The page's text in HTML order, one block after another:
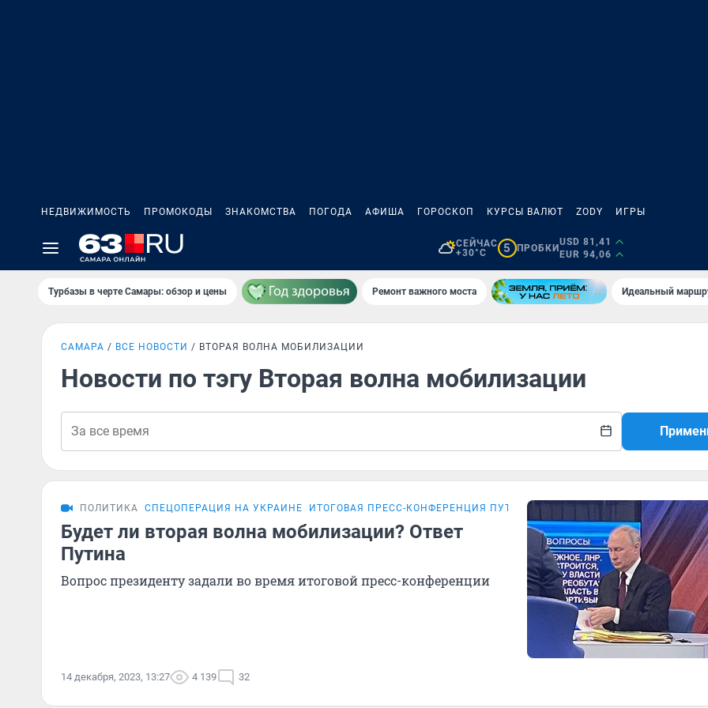
НЕДВИЖИМОСТЬ ПРОМОКОДЫ ЗНАКОМСТВА ПОГОДА АФИША ГОРОСКОП КУРСЫ ВАЛЮТ ZODY ИГРЫ
СЕЙЧАС
+30°C
5 ПРОБКИ
USD 81,41
EUR 94,06
Турбазы в черте Самары: обзор и цены Ремонт важного моста Идеальный
САМАРА ВСЕ НОВОСТИ ВТОРАЯ ВОЛНА МОБИЛИЗАЦИИ
Новости по тэгу Вторая волна мобилизации
ПОЛИТИКА СПЕЦОПЕРАЦИЯ НА УКРАИНЕ ИТОГОВАЯ ПРЕСС-КОНФЕРЕНЦИЯ ПУТИНА
Будет ли вторая волна мобилизации? Ответ
Путина
Вопрос президенту задали во время итоговой пресс-конференции
14 декабря, 2023, 13:27 4 139 32